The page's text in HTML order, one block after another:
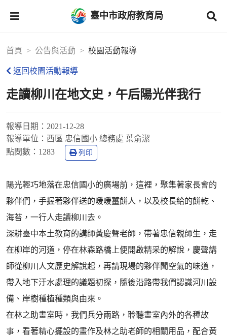
臺中市政府教育局
首頁 公告與活動 校園活動報導
返回校園活動報導
走讀柳川在地文史，午后陽光伴我行
報導日期： 2021-12-28
報導單位： 西區 忠信國小 總務處 葉俞潔
點閱數： 1283 列印
陽光輕巧地落在忠信國小的廣場前，這裡，聚集著家長會的
夥伴們，手握著夥伴送的暖暖薑餅人，以及校長給的餅乾、
海苔，一行人走讀柳川去。
深耕臺中本土教育的講師黃慶聲老師，帶著忠信親師生，走
在柳岸的河道，停在林森路橋上便開啟精采的解說，慶聲講
師從柳川人文歷史解說起，再請現場的夥伴聞空氣的味道，
帶入地下汙水處理的議題初探，隨後沿路帶我們認識河川設
備、岸樹種植種類與由來。
在林之助畫室時，我們兵分兩路，聆聽畫室內外的各種故
事，看著精心擺設的畫作及林之助老師的相關用品，配合黃